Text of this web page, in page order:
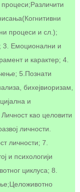
процеси и сл.);
3. Емоционални и
и карактер; 4.
5.Познати
бихејвиоризам,
и
као целовити
личности.
личности; 7.
и психологији
циклуса; 8.